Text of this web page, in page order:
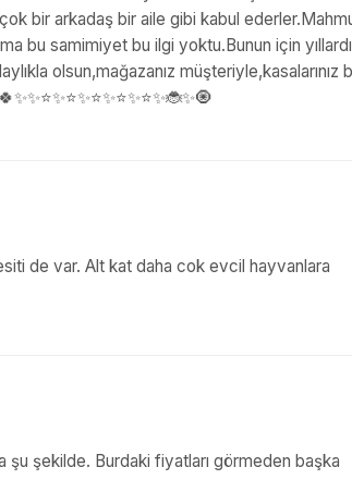
bir arkadaş bir aile gibi kabul
bu samimiyet bu ilgi yoktu.Bunun için
olsun,mağazanız müşteriyle,kasalarınız
de var. Alt kat daha cok evcil hayvanlara
şu şekilde. Burdaki fiyatları görmeden başka